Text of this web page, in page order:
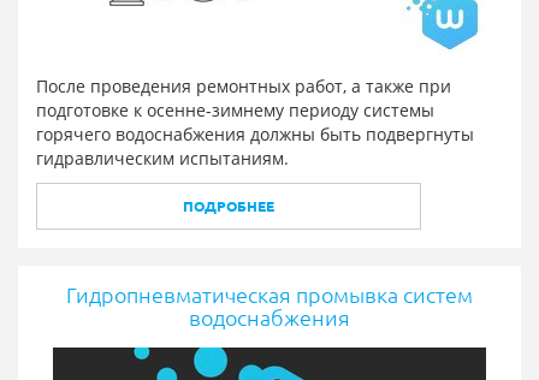
После проведения ремонтных работ, а также при
подготовке к осенне-зимнему периоду системы
горячего водоснабжения должны быть подвергнуты
гидравлическим испытаниям.
ПОДРОБНЕЕ
Гидропневматическая промывка систем
водоснабжения